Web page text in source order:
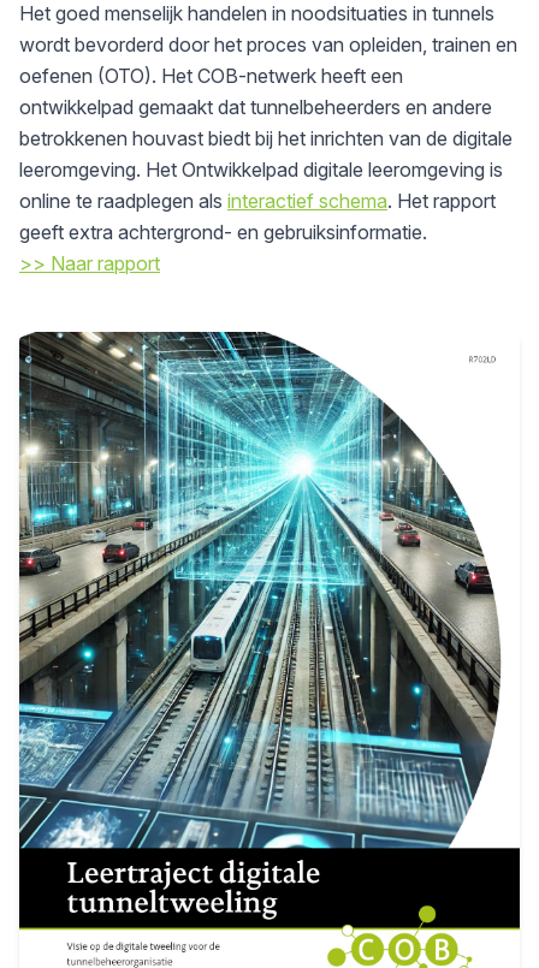
Het goed menselijk handelen in noodsituaties in tunnels
wordt bevorderd door het proces van opleiden, trainen en
oefenen (OTO). Het COB-netwerk heeft een
ontwikkelpad gemaakt dat tunnelbeheerders en andere
betrokkenen houvast biedt bij het inrichten van de digitale
leeromgeving. Het Ontwikkelpad digitale leeromgeving is
online te raadplegen als interactief schema. Het rapport
geeft extra achtergrond- en gebruiksinformatie.
>> Naar rapport